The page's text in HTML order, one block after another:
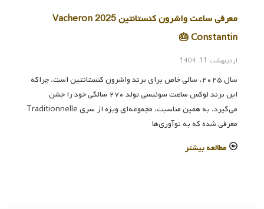
معرفی ساعت واشرون کنستانتین 2025 Vacheron
Constantin 🎂
اردیبهشت 11, 1404
سال ۲۰۲۵، سالی خاص برای برند واشرون کنستانتین است. چراکه
این برند لوکس ساعت سوئیسی تولد ۲۷۰ سالگی خود را جشن
می‌گیرد. به همین مناسبت، مجموعه‌ای ویژه از سری Traditionnelle
معرفی شده که به نوآوری‌ها
مطالعه بیشتر